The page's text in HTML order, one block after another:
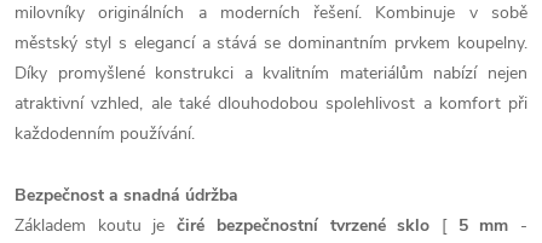
milovníky originálních a moderních řešení. Kombinuje v sobě
městský styl s elegancí a stává se dominantním prvkem koupelny.
Díky promyšlené konstrukci a kvalitním materiálům nabízí nejen
atraktivní vzhled, ale také dlouhodobou spolehlivost a komfort při
každodenním používání.
Bezpečnost a snadná údržba
Základem koutu ječiré bezpečnostní tvrzené sklo [ 5 mm -